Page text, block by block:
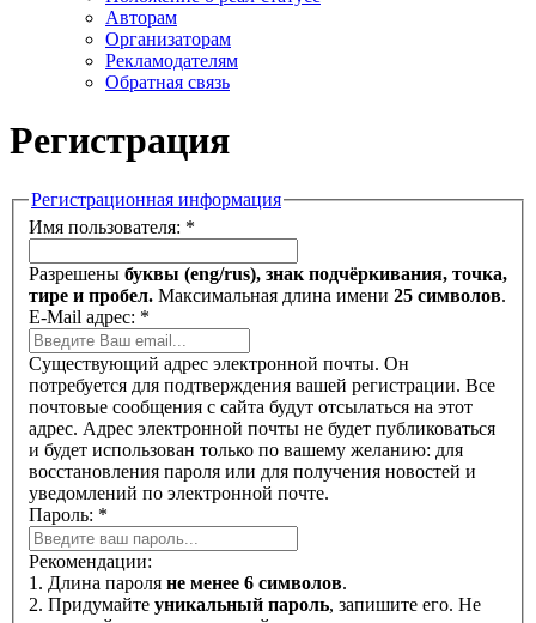
Авторам
Организаторам
Рекламодателям
Обратная связь
Регистрация
Регистрационная информация
Имя пользователя: *
Разрешены буквы (eng/rus), знак подчёркивания, точка,
тире и пробел. Максимальная длина имени 25 символов.
E-Mail адрес: *
Существующий адрес электронной почты. Он
потребуется для подтверждения вашей регистрации. Все
почтовые сообщения с сайта будут отсылаться на этот
адрес. Адрес электронной почты не будет публиковаться
и будет использован только по вашему желанию: для
восстановления пароля или для получения новостей и
уведомлений по электронной почте.
Пароль: *
Рекомендации:
1. Длина пароля не менее 6 символов.
2. Придумайте уникальный пароль, запишите его. Не